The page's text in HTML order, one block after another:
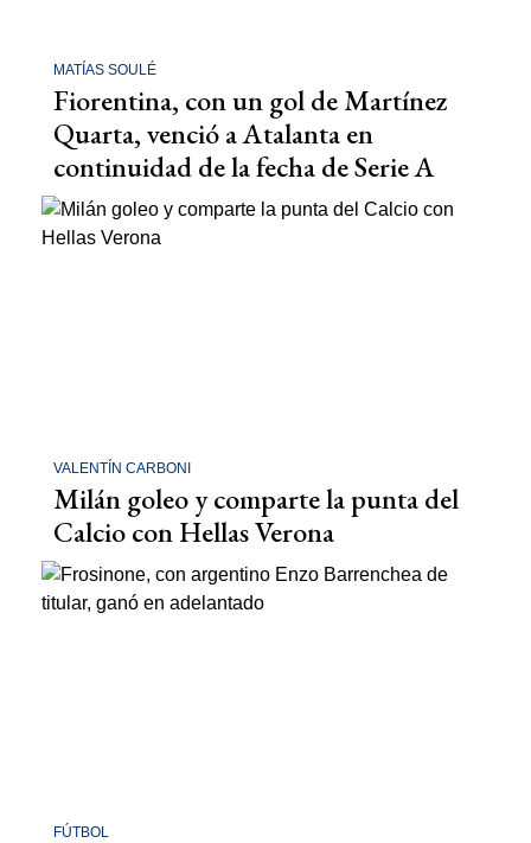
MATÍAS SOULÉ
Fiorentina, con un gol de Martínez
Quarta, venció a Atalanta en
continuidad de la fecha de Serie A
VALENTÍN CARBONI
Milán goleo y comparte la punta del
Calcio con Hellas Verona
FÚTBOL